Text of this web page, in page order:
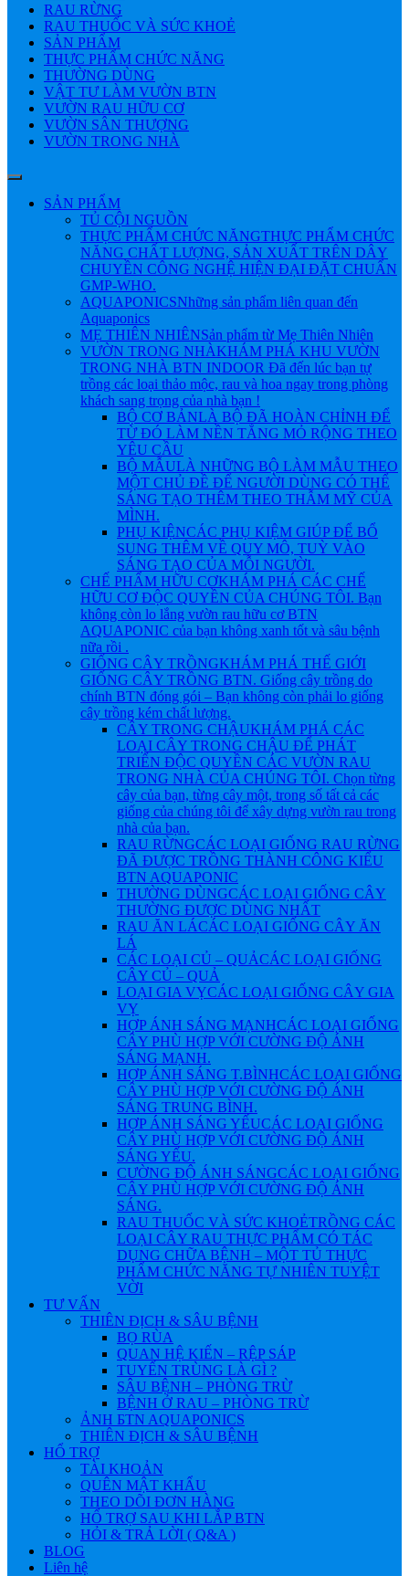
RAU RỪNG
RAU THUỐC VÀ SỨC KHOẺ
SẢN PHẨM
THỰC PHẨM CHỨC NĂNG
THƯỜNG DÙNG
VẬT TƯ LÀM VƯỜN BTN
VƯỜN RAU HỮU CƠ
VƯỜN SÂN THƯỢNG
VƯỜN TRONG NHÀ
SẢN PHẨM
TỦ CỘI NGUỒN
THỰC PHẨM CHỨC NĂNGTHỰC PHẨM CHỨC
NĂNG CHẤT LƯỢNG, SẢN XUẤT TRÊN DÂY
CHUYỀN CÔNG NGHỆ HIỆN ĐẠI ĐẶT CHUẨN
GMP-WHO.
AQUAPONICSNhững sản phẩm liên quan đến
Aquaponics
MẸ THIÊN NHIÊNSản phẩm từ Mẹ Thiên Nhiên
VƯỜN TRONG NHÀKHÁM PHÁ KHU VƯỜN
TRONG NHÀ BTN INDOOR Đã đến lúc bạn tự
trồng các loại thảo mộc, rau và hoa ngay trong phòng
khách sang trọng của nhà bạn !
BỘ CƠ BẢNLÀ BỘ ĐÃ HOÀN CHỈNH ĐỂ
TỪ ĐÓ LÀM NỀN TẲNG MỎ RỘNG THEO
YÊU CẦU
BỘ MẪULÀ NHỮNG BỘ LÀM MẪU THEO
MỘT CHỦ ĐỀ ĐỂ NGƯỜI DÙNG CÓ THỂ
SÁNG TẠO THÊM THEO THẪM MỸ CỦA
MÌNH.
PHỤ KIỆNCÁC PHỤ KIỆM GIÚP ĐỂ BỔ
SUNG THÊM VỀ QUY MÔ, TUỲ VÀO
SÁNG TẠO CỦA MỖI NGƯỜI.
CHẾ PHẨM HỮU CƠKHÁM PHÁ CÁC CHẾ
HỮU CƠ ĐỘC QUYỀN CỦA CHÚNG TÔI. Bạn
không còn lo lắng vườn rau hữu cơ BTN
AQUAPONIC của bạn không xanh tốt và sâu bệnh
nữa rồi .
GIỐNG CÂY TRỒNGKHÁM PHÁ THẾ GIỚI
GIỐNG CÂY TRỒNG BTN. Giống cây trồng do
chính BTN đóng gói – Bạn không còn phải lo giống
cây trồng kém chất lượng.
CÂY TRONG CHẬUKHÁM PHÁ CÁC
LOẠI CÂY TRONG CHẬU ĐỂ PHÁT
TRIỂN ĐỘC QUYỀN CÁC VƯỜN RAU
TRONG NHÀ CỦA CHÚNG TÔI. Chọn từng
cây của bạn, từng cây một, trong số tất cả các
giống của chúng tôi để xây dựng vườn rau trong
nhà của bạn.
RAU RỪNGCÁC LOẠI GIỐNG RAU RỪNG
ĐÃ ĐƯỢC TRỒNG THÀNH CÔNG KIỂU
BTN AQUAPONIC
THƯỜNG DÙNGCÁC LOẠI GIỐNG CÂY
THƯỜNG ĐƯỢC DÙNG NHẤT
RAU ĂN LÁCÁC LOẠI GIỐNG CÂY ĂN
LÁ
CÁC LOẠI CỦ – QUẢCÁC LOẠI GIỐNG
CÂY CỦ – QUẢ
LOẠI GIA VỴCÁC LOẠI GIỐNG CÂY GIA
VỴ
HỢP ÁNH SÁNG MẠNHCÁC LOẠI GIỐNG
CÂY PHÙ HỢP VỚI CƯỜNG ĐỘ ÁNH
SÁNG MẠNH.
HỢP ÁNH SÁNG T.BÌNHCÁC LOẠI GIỐNG
CÂY PHÙ HỢP VỚI CƯỜNG ĐỘ ÁNH
SÁNG TRUNG BÌNH.
HỢP ÁNH SÁNG YẾUCÁC LOẠI GIỐNG
CÂY PHÙ HỢP VỚI CƯỜNG ĐỘ ÁNH
SÁNG YẾU.
CƯỜNG ĐỘ ÁNH SÁNGCÁC LOẠI GIỐNG
CÂY PHÙ HỢP VỚI CƯỜNG ĐỘ ÁNH
SÁNG.
RAU THUỐC VÀ SỨC KHOẺTRỒNG CÁC
LOẠI CÂY RAU THỰC PHẨM CÓ TÁC
DỤNG CHỮA BỆNH – MỘT TỦ THỰC
PHẨM CHỨC NĂNG TỰ NHIÊN TUYỆT
VỜI
TƯ VẤN
THIÊN ĐỊCH & SÂU BỆNH
BỌ RÙA
QUAN HỆ KIẾN – RỆP SÁP
TUYẾN TRÙNG LÀ GÌ ?
SÂU BỆNH – PHÒNG TRỪ
BỆNH Ở RAU – PHÒNG TRỪ
ẢNH БTN AQUAPONICS
THIÊN ĐỊCH & SÂU BỆNH
HỔ TRỢ
TÀI KHOẢN
QUÊN MẬT KHẨU
THEO DÕI ĐƠN HÀNG
HỔ TRỢ SAU KHI LẮP BTN
HỎI & TRẢ LỜI ( Q&A )
BLOG
Liên hệ